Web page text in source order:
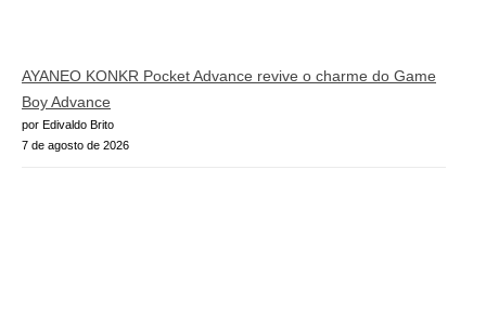
AYANEO KONKR Pocket Advance revive o charme do Game
Boy Advance
por Edivaldo Brito
7 de agosto de 2026